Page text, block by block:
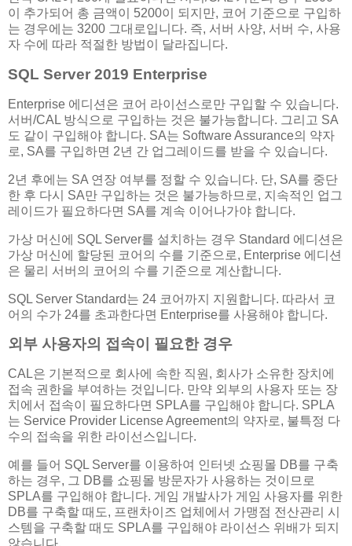
이 추가되어 총 금액이 5200이 되지만, 코어 기준으로 구입하
는 경우에는 3200 그대로입니다. 즉, 서버 사양, 서버 수, 사용
자 수에 따라 적절한 방법이 달라집니다.
SQL Server 2019 Enterprise
Enterprise 에디션은 코어 라이선스로만 구입할 수 있습니다.
서버/CAL 방식으로 구입하는 것은 불가능합니다. 그리고 SA
도 같이 구입해야 합니다. SA는 Software Assurance의 약자
로, SA를 구입하면 2년 간 업그레이드를 받을 수 있습니다.
2년 후에는 SA 연장 여부를 정할 수 있습니다. 단, SA를 중단
한 후 다시 SA만 구입하는 것은 불가능하므로, 지속적인 업그
레이드가 필요하다면 SA를 계속 이어나가야 합니다.
가상 머신에 SQL Server를 설치하는 경우 Standard 에디션은
가상 머신에 할당된 코어의 수를 기준으로, Enterprise 에디션
은 물리 서버의 코어의 수를 기준으로 계산합니다.
SQL Server Standard는 24 코어까지 지원합니다. 따라서 코
어의 수가 24를 초과한다면 Enterprise를 사용해야 합니다.
외부 사용자의 접속이 필요한 경우
CAL은 기본적으로 회사에 속한 직원, 회사가 소유한 장치에
접속 권한을 부여하는 것입니다. 만약 외부의 사용자 또는 장
치에서 접속이 필요하다면 SPLA를 구입해야 합니다. SPLA
는 Service Provider License Agreement의 약자로, 불특정 다
수의 접속을 위한 라이선스입니다.
예를 들어 SQL Server를 이용하여 인터넷 쇼핑몰 DB를 구축
하는 경우, 그 DB를 쇼핑몰 방문자가 사용하는 것이므로
SPLA를 구입해야 합니다. 게임 개발사가 게임 사용자를 위한
DB를 구축할 때도, 프랜차이즈 업체에서 가맹점 전산관리 시
스템을 구축할 때도 SPLA를 구입해야 라이선스 위배가 되지
않습니다.